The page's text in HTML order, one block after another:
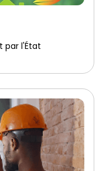
par l'État